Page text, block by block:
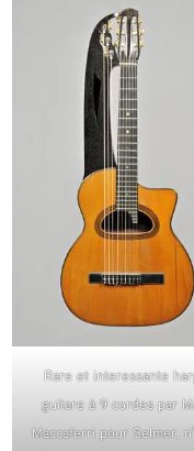
Rare et interessante
guitare à 9 cordes par
Maccaferri pour Selmer,